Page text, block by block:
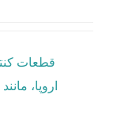
قطعات